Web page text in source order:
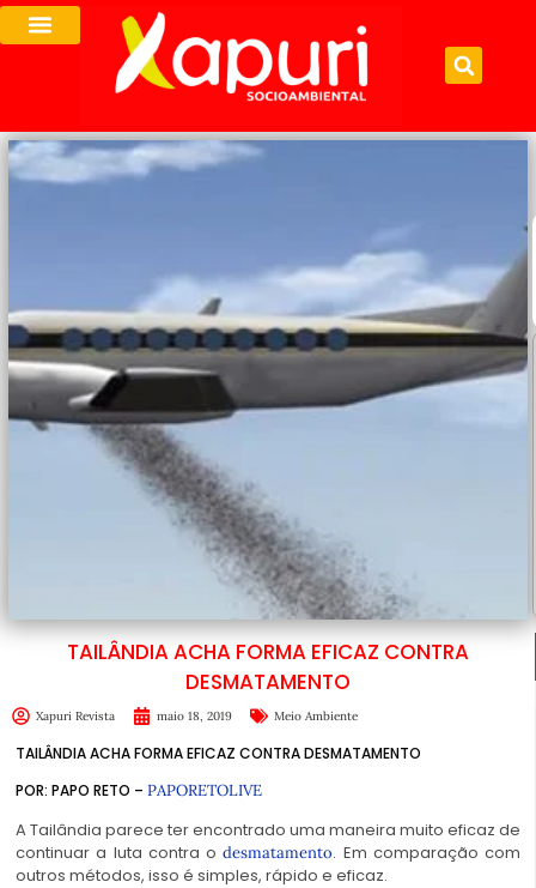
TAILÂNDIA ACHA FORMA EFICAZ CONTRA
DESMATAMENTO
Xapuri Revista maio 18, 2019 Meio Ambiente
TAILÂNDIA ACHA FORMA EFICAZ CONTRA DESMATAMENTO
POR: PAPO RETO – PAPORETOLIVE
A Tailândia parece ter encontrado uma maneira muito eficaz de
continuar a luta contra odesmatamento. Em comparação com
outros métodos, isso é simples, rápido e eficaz.